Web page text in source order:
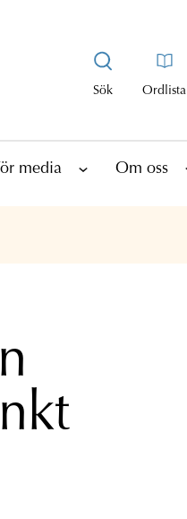
Sök Ordlista
media Om oss